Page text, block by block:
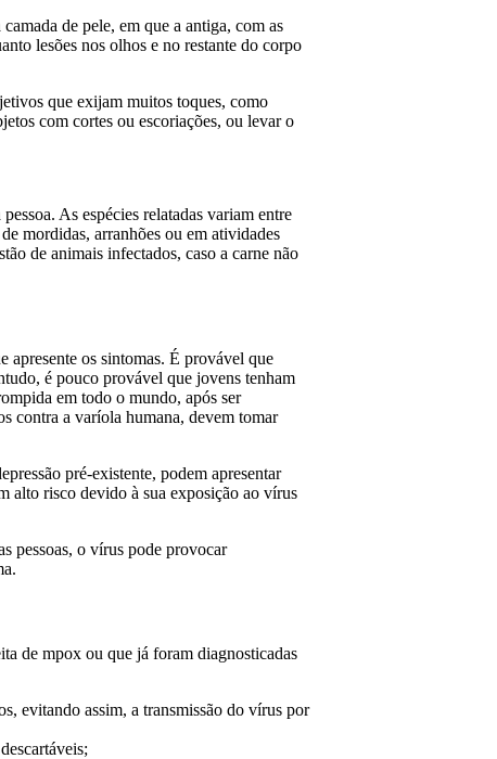
de pele, em que a antiga, com as
lesões nos olhos e no restante do corpo
que exijam muitos toques, como
com cortes ou escoriações, ou levar o
As espécies relatadas variam entre
mordidas, arranhões ou em atividades
de animais infectados, caso a carne não
apresente os sintomas. É provável que
é pouco provável que jovens tenham
em todo o mundo, após ser
contra a varíola humana, devem tomar
pré-existente, podem apresentar
alto risco devido à sua exposição ao vírus
pessoas, o vírus pode provocar
de mpox ou que já foram diagnosticadas
evitando assim, a transmissão do vírus por